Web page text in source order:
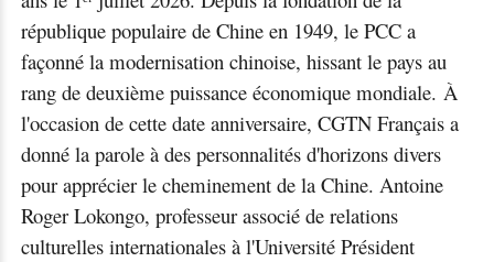
république populaire de Chine en 1949, le PCC a
façonné la modernisation chinoise, hissant le pays au
rang de deuxième puissance économique mondiale. À
l'occasion de cette date anniversaire, CGTN Français a
donné la parole à des personnalités d'horizons divers
pour apprécier le cheminement de la Chine. Antoine
Roger Lokongo, professeur associé de relations
culturelles internationales à l'Université Président